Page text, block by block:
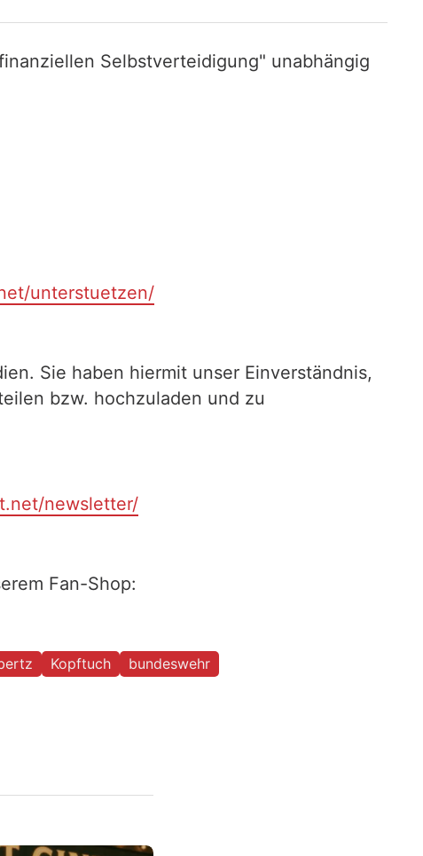
Selbstverteidigung" unabhängig
unterstuetzen/
Sie haben hiermit unser Einverständnis,
bzw. hochzuladen und zu
newsletter/
Fan-Shop:
Kopftuch bundeswehr